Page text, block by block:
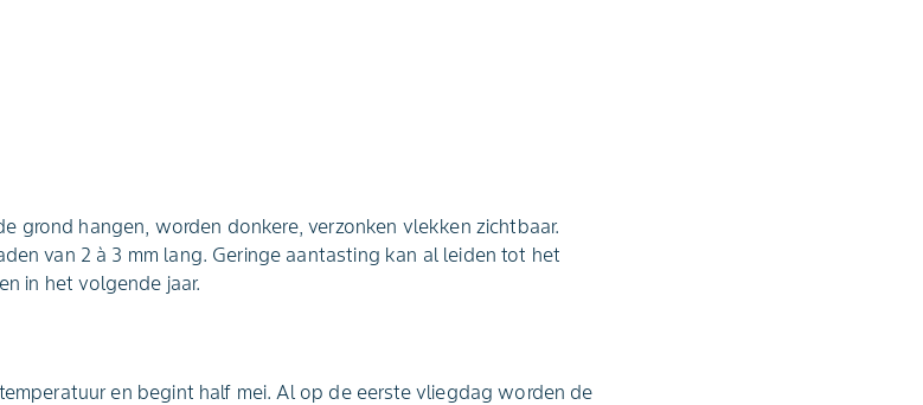
grond hangen, worden donkere, verzonken vlekken zichtbaar.
van 2 à 3 mm lang. Geringe aantasting kan al leiden tot het
in het volgende jaar.
en begint half mei. Al op de eerste vliegdag worden de